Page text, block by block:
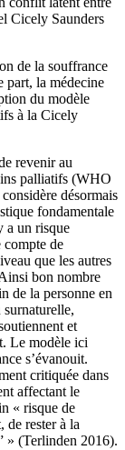
Cicely Saunders
de la souffrance
part, la médecine
du modèle
à la Cicely
revenir au
palliatifs (WHO
désormais
fondamentale
a un risque
compte de
que les autres
bon nombre
de la personne en
et
Le modèle ici
s’évanouit.
critiquée dans
affectant le
« risque de
de rester à la
» (Terlinden 2016).